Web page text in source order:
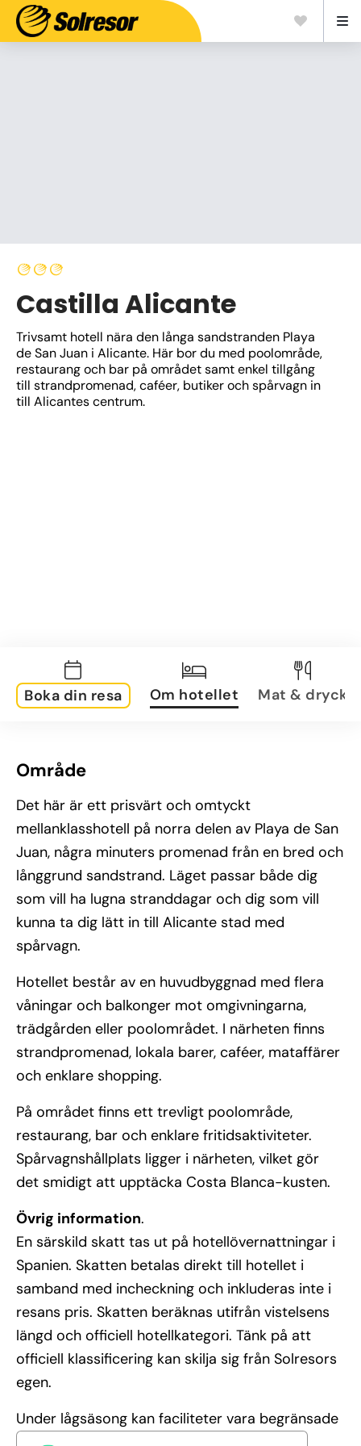
Castilla Alicante
Trivsamt hotell nära den långa sandstranden Playa
de San Juan i Alicante. Här bor du med poolområde,
restaurang och bar på området samt enkel tillgång
till strandpromenad, caféer, butiker och spårvagn in
till Alicantes centrum.
Boka din resa Om hotellet Mat & dryck
Område
Det här är ett prisvärt och omtyckt
mellanklasshotell på norra delen av Playa de San
Juan, några minuters promenad från en bred och
långgrund sandstrand. Läget passar både dig
som vill ha lugna stranddagar och dig som vill
kunna ta dig lätt in till Alicante stad med
spårvagn.
Hotellet består av en huvudbyggnad med flera
våningar och balkonger mot omgivningarna,
trädgården eller poolområdet. I närheten finns
strandpromenad, lokala barer, caféer, mataffärer
och enklare shopping.
På området finns ett trevligt poolområde,
restaurang, bar och enklare fritidsaktiviteter.
Spårvagnshållplats ligger i närheten, vilket gör
det smidigt att upptäcka Costa Blanca-kusten.
Övrig information.
En särskild skatt tas ut på hotellövernattningar i
Spanien. Skatten betalas direkt till hotellet i
samband med incheckning och inkluderas inte i
resans pris. Skatten beräknas utifrån vistelsens
längd och officiell hotellkategori. Tänk på att
officiell klassificering kan skilja sig från Solresors
egen.
Under lågsäsong kan faciliteter vara begränsade